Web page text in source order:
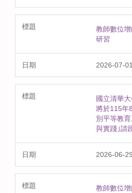
教師數位
研習
2026-07-01
國立清華
將於115年
別平等教
與實踐｣請
2026-06-29
教師數位